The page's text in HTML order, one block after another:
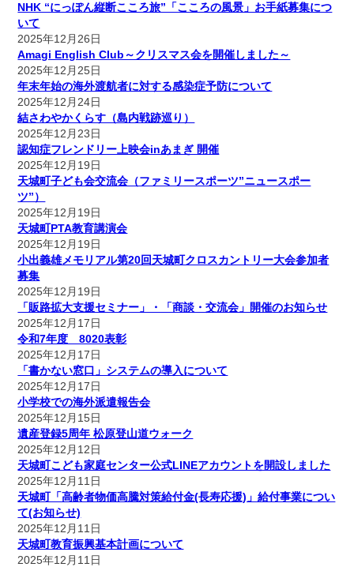
NHK “にっぽん縦断こころ旅”「こころの風景」お手紙募集につ
いて
2025年12月26日
Amagi English Club～クリスマス会を開催しました～
2025年12月25日
年末年始の海外渡航者に対する感染症予防について
2025年12月24日
結さわやかくらす（島内戦跡巡り）
2025年12月23日
認知症フレンドリー上映会inあまぎ 開催
2025年12月19日
天城町子ども会交流会（ファミリースポーツ”ニュースポー
ツ”）
2025年12月19日
天城町PTA教育講演会
2025年12月19日
小出義雄メモリアル第20回天城町クロスカントリー大会参加者
募集
2025年12月19日
「販路拡大支援セミナー」・「商談・交流会」開催のお知らせ
2025年12月17日
令和7年度 8020表彰
2025年12月17日
「書かない窓口」システムの導入について
2025年12月17日
小学校での海外派遣報告会
2025年12月15日
遺産登録5周年 松原登山道ウォーク
2025年12月12日
天城町こども家庭センター公式LINEアカウントを開設しました
2025年12月11日
天城町「高齢者物価高騰対策給付金(長寿応援)」給付事業につい
て(お知らせ)
2025年12月11日
天城町教育振興基本計画について
2025年12月11日